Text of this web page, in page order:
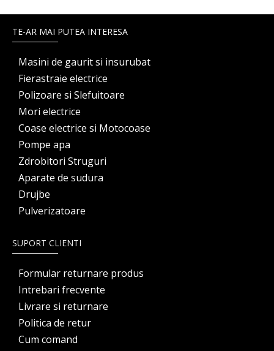
TE-AR MAI PUTEA INTERESA
Masini de gaurit si insurubat
Fierastraie electrice
Polizoare si Slefuitoare
Mori electrice
Coase electrice si Motocoase
Pompe apa
Zdrobitori Struguri
Aparate de sudura
Drujbe
Pulverizatoare
SUPORT CLIENTI
Formular returnare produs
Intrebari frecvente
Livrare si returnare
Politica de retur
Cum comand